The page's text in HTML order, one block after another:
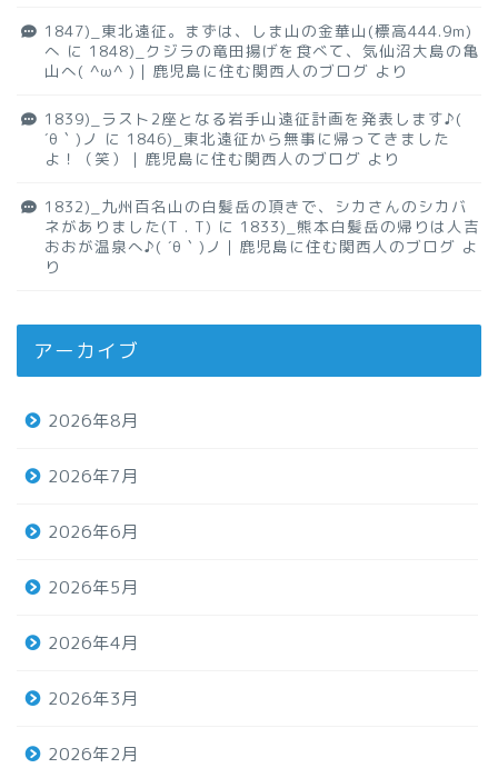
1847)_東北遠征。まずは、しま山の金華山(標高444.9m)
へ に 1848)_クジラの竜田揚げを食べて、気仙沼大島の亀
山へ( ^ω^ )｜鹿児島に住む関西人のブログ より
1839)_ラスト2座となる岩手山遠征計画を発表します♪(
´θ｀)ノ に 1846)_東北遠征から無事に帰ってきました
よ！（笑）｜鹿児島に住む関西人のブログ より
1832)_九州百名山の白髪岳の頂きで、シカさんのシカバ
ネがありました(T . T) に 1833)_熊本白髪岳の帰りは人吉
おおが温泉へ♪( ´θ｀)ノ｜鹿児島に住む関西人のブログ よ
り
アーカイブ
2026年8月
2026年7月
2026年6月
2026年5月
2026年4月
2026年3月
2026年2月